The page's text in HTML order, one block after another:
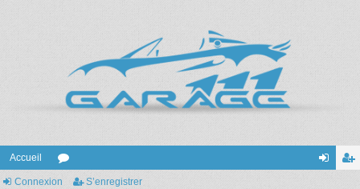
Accueil
or
Connexion S’enregistrer